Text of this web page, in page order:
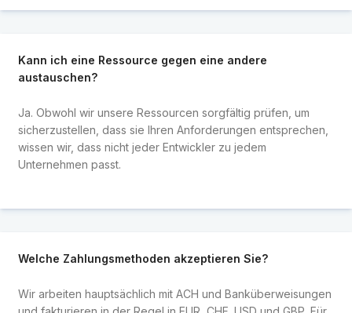
Kann ich eine Ressource gegen eine andere
austauschen?
Ja. Obwohl wir unsere Ressourcen sorgfältig prüfen, um
sicherzustellen, dass sie Ihren Anforderungen entsprechen,
wissen wir, dass nicht jeder Entwickler zu jedem
Unternehmen passt.
Welche Zahlungsmethoden akzeptieren Sie?
Wir arbeiten hauptsächlich mit ACH und Banküberweisungen